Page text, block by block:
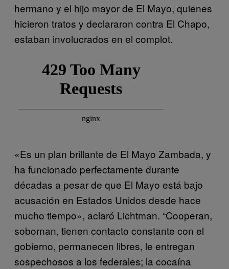
hermano y el hijo mayor de El Mayo, quienes
hicieron tratos y declararon contra El Chapo,
estaban involucrados en el complot.
«Es un plan brillante de El Mayo Zambada, y
ha funcionado perfectamente durante
décadas a pesar de que El Mayo está bajo
acusación en Estados Unidos desde hace
mucho tiempo», aclaró Lichtman. “Cooperan,
sobornan, tienen contacto constante con el
gobierno, permanecen libres, le entregan
sospechosos a los federales; la cocaína